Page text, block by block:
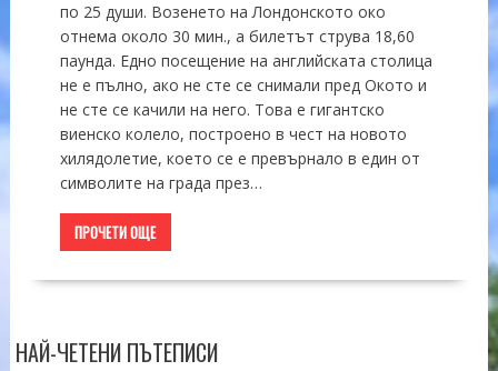
по 25 души. Возенето на Лондонското око
отнема около 30 мин., а билетът струва 18,60
паунда. Едно посещение на английската столица
не е пълно, ако не сте се снимали пред Окото и
не сте се качили на него. Това е гигантско
виенско колело, построено в чест на новото
хилядолетие, което се е превърнало в един от
символите на града през…
ПРОЧЕТИ ОЩЕ
НАЙ-ЧЕТЕНИ ПЪТЕПИСИ